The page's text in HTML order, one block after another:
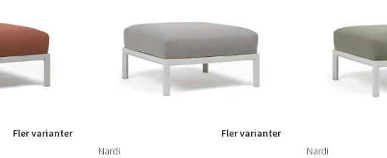
Fler varianter
Fler varianter
Nardi
Nardi